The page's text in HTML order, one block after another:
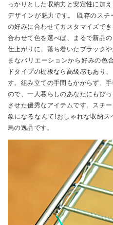
っかりとした収納力と安定性に加
デザインが魅力です。 既存のス
の好みに合わせてカスタマイズで
合わせて色を選べば、まるで新品
仕上がりに。落ち着いたブラック
まなバリエーションから好みの色
ドタイプの棚板なら高級感もあり
す。組み立ての手間もかからず、
ので、一人暮らしのあなたにもぴ
させた優秀なアイテムです。スチ
象になるなんて!おしゃれな収納
鳥の逸品です。